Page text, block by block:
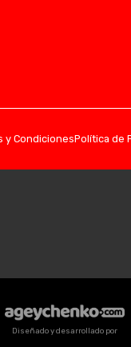
y CondicionesPolítica de
Diseñado y desarrollado por